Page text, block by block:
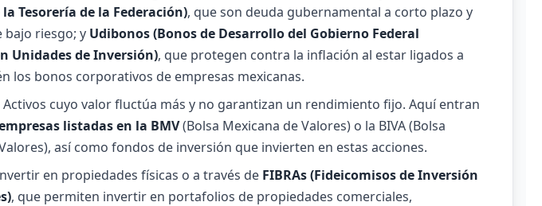
Tesorería de la Federación), que son deuda gubernamental a corto plazo y
bajo riesgo; y Udibonos (Bonos de Desarrollo del Gobierno Federal
Unidades de Inversión), que protegen contra la inflación al estar ligados a
los bonos corporativos de empresas mexicanas.
Activos cuyo valor fluctúa más y no garantizan un rendimiento fijo. Aquí entran
listadas en la BMV(Bolsa Mexicana de Valores) o la BIVA (Bolsa
así como fondos de inversión que invierten en estas acciones.
en propiedades físicas o a través de FIBRAs (Fideicomisos de Inversión
, que permiten invertir en portafolios de propiedades comerciales,